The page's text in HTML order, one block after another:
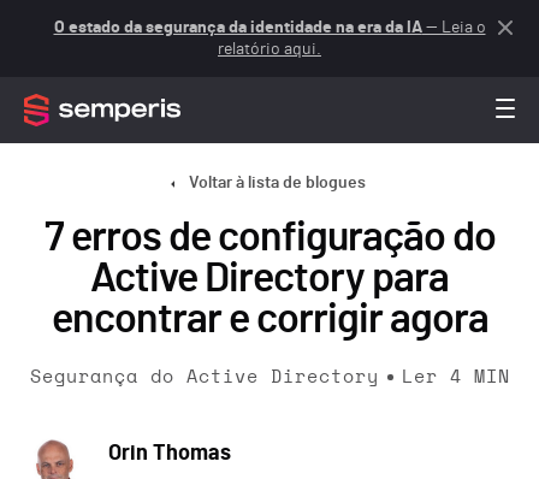
O estado da segurança da identidade na era da IA— Leia o
relatório aqui.
Voltar à lista de blogues
7 erros de configuração do
Active Directory para
encontrar e corrigir agora
Segurança do Active Directory Ler 4 MIN
Orin Thomas